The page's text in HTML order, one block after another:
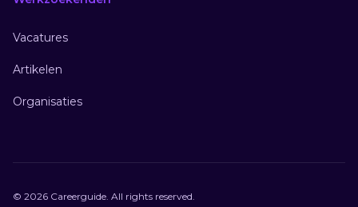
Vacatures
Artikelen
Organisaties
© 2026 Careerguide. All rights reserved.